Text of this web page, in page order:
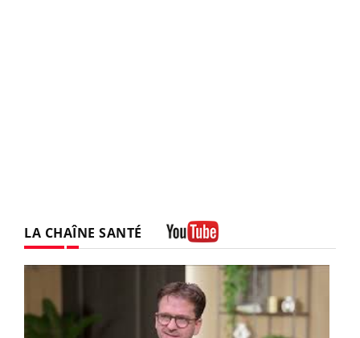
LA CHAÎNE SANTÉ